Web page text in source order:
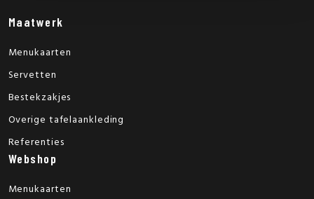
Maatwerk
Menukaarten
Servetten
Bestekzakjes
Overige tafelaankleding
Referenties
Webshop
Menukaarten